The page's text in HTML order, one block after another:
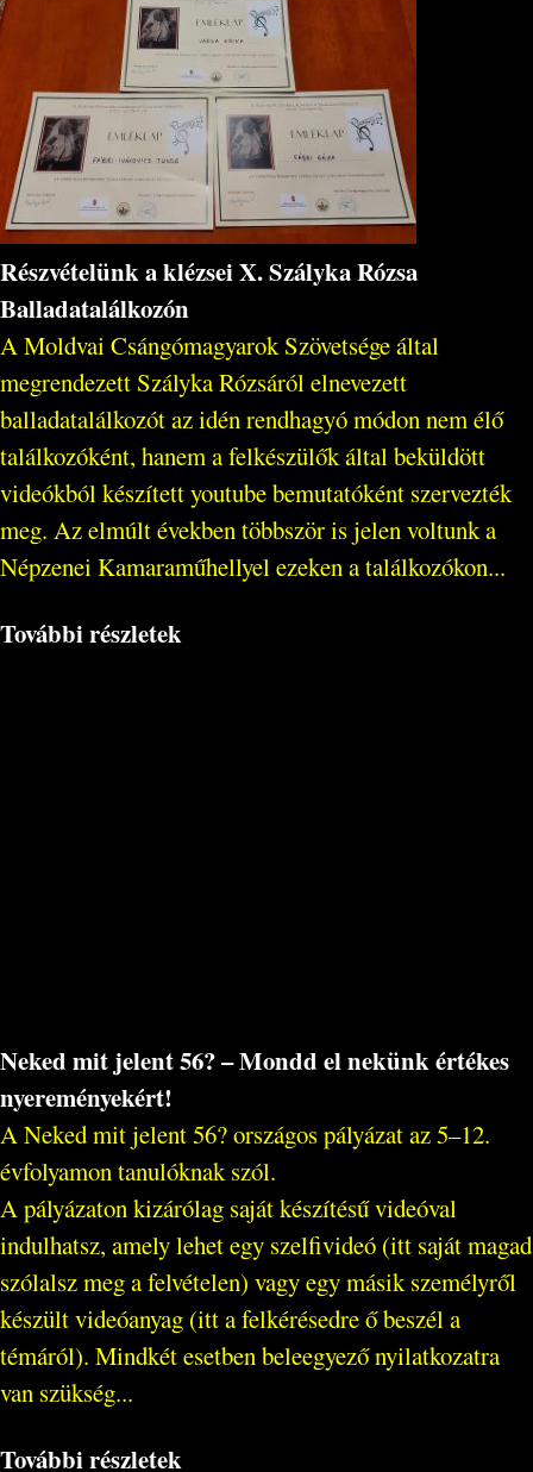
Részvételünk a klézsei X. Szályka Rózsa
Balladatalálkozón
A Moldvai Csángómagyarok Szövetsége által
megrendezett Szályka Rózsáról elnevezett
balladatalálkozót az idén rendhagyó módon nem élő
találkozóként, hanem a felkészülők által beküldött
videókból készített youtube bemutatóként szervezték
meg. Az elmúlt években többször is jelen voltunk a
Népzenei Kamaraműhellyel ezeken a találkozókon...
További részletek
Neked mit jelent 56? – Mondd el nekünk értékes
nyereményekért!
A Neked mit jelent 56? országos pályázat az 5–12.
évfolyamon tanulóknak szól.
A pályázaton kizárólag saját készítésű videóval
indulhatsz, amely lehet egy szelfivideó (itt saját magad
szólalsz meg a felvételen) vagy egy másik személyről
készült videóanyag (itt a felkérésedre ő beszél a
témáról). Mindkét esetben beleegyező nyilatkozatra
van szükség...
További részletek